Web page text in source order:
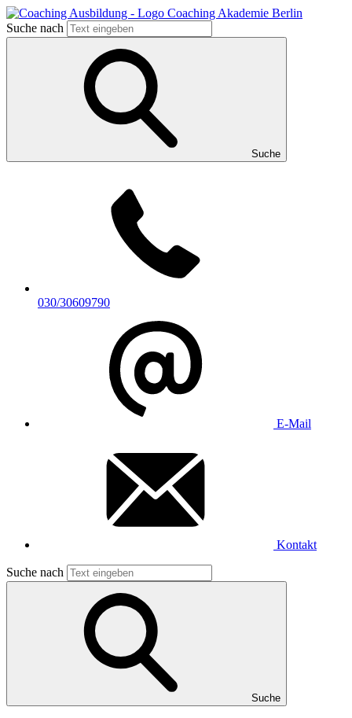
Suche nach
Suche
030/30609790
E-Mail
Kontakt
Suche nach
Suche